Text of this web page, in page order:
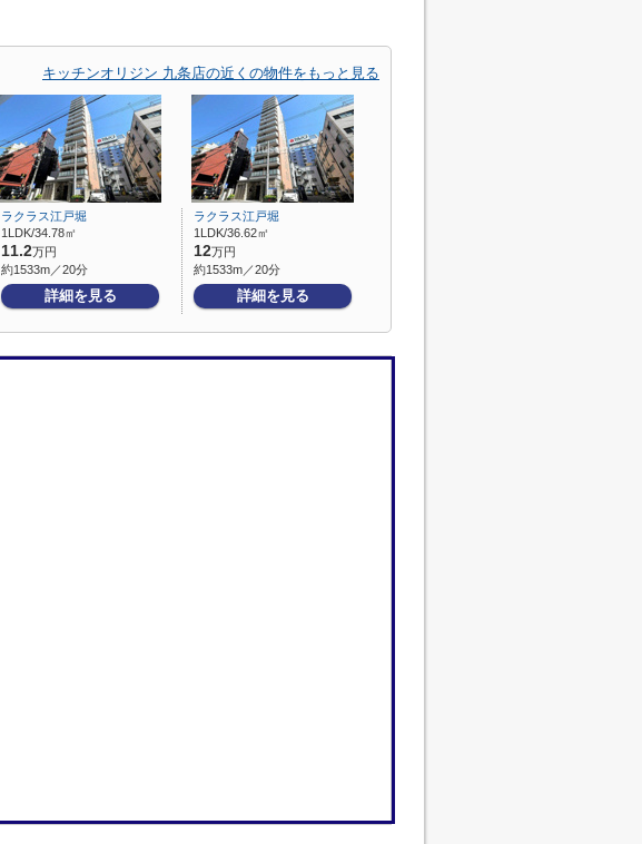
キッチンオリジン 九条店の近くの物件をもっと見る
ラクラス江戸堀
1LDK/34.78㎡
11.2万円
約1533m／20分
詳細を見る
ラクラス江戸堀
1LDK/36.62㎡
12万円
約1533m／20分
詳細を見る